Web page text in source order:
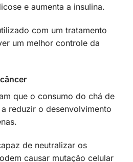
e aumenta a insulina.
com um tratamento
um melhor controle da
que o consumo do chá de
reduzir o desenvolvimento
de neutralizar os
causar mutação celular